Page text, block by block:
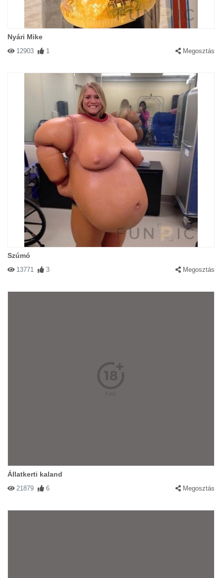
Nyári Mike
12903 1 Megosztás
Szúmó
13771 3 Megosztás
Állatkerti kaland
21879 6 Megosztás